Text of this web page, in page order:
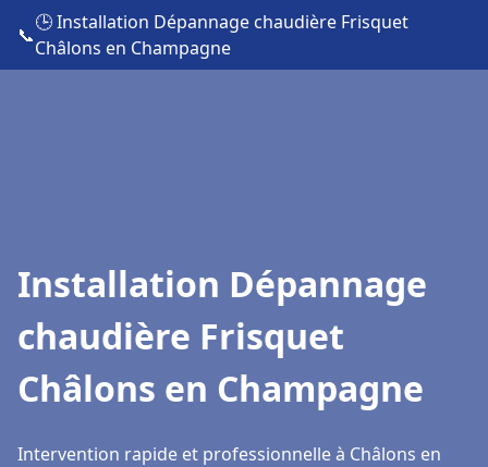
📞
🕒 Installation Dépannage chaudière Frisquet
Châlons en Champagne
Installation Dépannage
chaudière Frisquet
Châlons en Champagne
Intervention rapide et professionnelle à Châlons en